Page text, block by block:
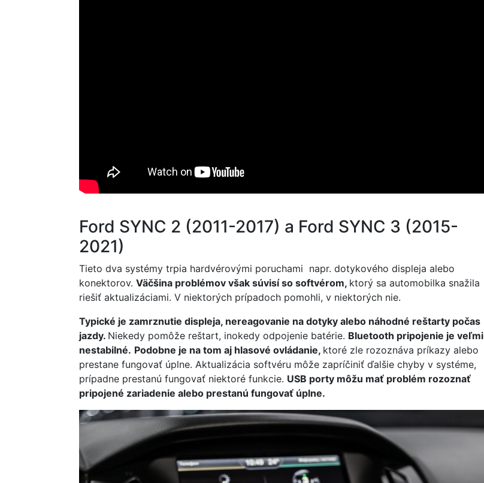
Ford SYNC 2 (2011-2017) a Ford SYNC 3 (2015-
2021)
Tieto dva systémy trpia hardvérovými poruchami napr. dotykového displeja alebo
konektorov. Väčšina problémov však súvisí so softvérom, ktorý sa automobilka snažila
riešiť aktualizáciami. V niektorých prípadoch pomohli, v niektorých nie.
Typické je zamrznutie displeja, nereagovanie na dotyky alebo náhodné reštarty počas
jazdy. Niekedy pomôže reštart, inokedy odpojenie batérie. Bluetooth pripojenie je veľmi
nestabilné. Podobne je na tom aj hlasové ovládanie, ktoré zle rozoznáva príkazy alebo
prestane fungovať úplne. Aktualizácia softvéru môže zapríčiniť ďalšie chyby v systéme,
prípadne prestanú fungovať niektoré funkcie. USB porty môžu mať problém rozoznať
pripojené zariadenie alebo prestanú fungovať úplne.